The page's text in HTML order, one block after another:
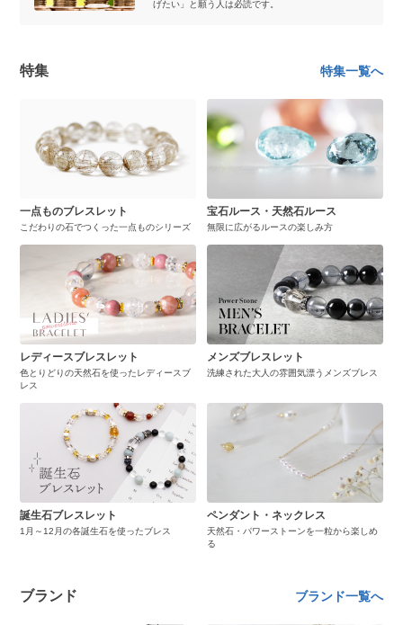
げたい」と願う人は必読です。
特集 特集一覧へ
一点ものブレスレット
こだわりの石でつくった一点ものシリーズ
宝石ルース・天然石ルース
無限に広がるルースの楽しみ方
レディースブレスレット
色とりどりの天然石を使ったレディースブ
レス
メンズブレスレット
洗練された大人の雰囲気漂うメンズブレス
誕生石ブレスレット
1月～12月の各誕生石を使ったブレス
ペンダント・ネックレス
天然石・パワーストーンを一粒から楽しめ
る
ブランド ブランド一覧へ